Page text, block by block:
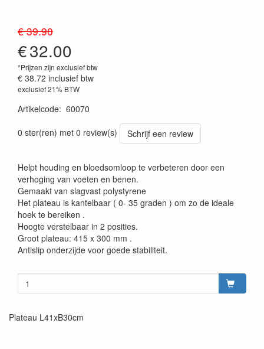
€ 39.90
€32.00
*Prijzen zijn exclusief btw
€ 38.72 inclusief btw
exclusief 21% BTW
Artikelcode: 60070
0 ster(ren) met 0 review(s)
Schrijf een review
Helpt houding en bloedsomloop te verbeteren door een
verhoging van voeten en benen.
Gemaakt van slagvast polystyrene
Het plateau is kantelbaar ( 0- 35 graden ) om zo de ideale
hoek te bereiken .
Hoogte verstelbaar in 2 posities.
Groot plateau: 415 x 300 mm .
Antislip onderzijde voor goede stabiliteit.
Plateau L41xB30cm